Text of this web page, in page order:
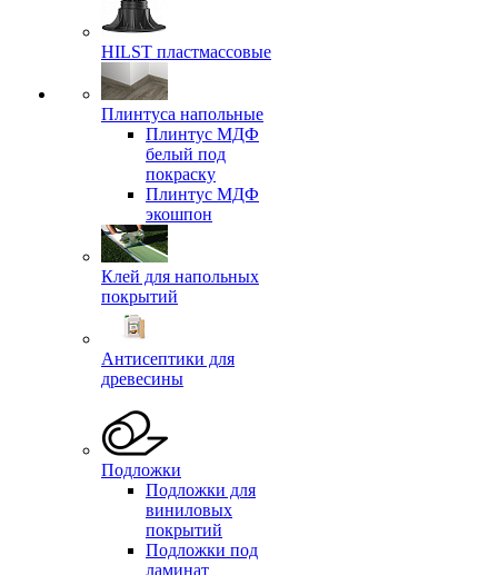
HILST пластмассовые
Плинтуса напольные
Плинтус МДФ
белый под
покраску
Плинтус МДФ
экошпон
Клей для напольных
покрытий
Антисептики для
древесины
Подложки
Подложки для
виниловых
покрытий
Подложки под
ламинат